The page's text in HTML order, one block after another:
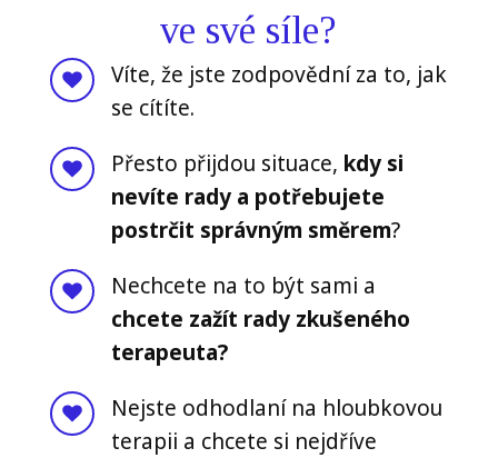
ve své síle?
Víte, že jste zodpovědní za to, jak
se cítíte.
Přesto přijdou situace, kdy si
nevíte rady a potřebujete
postrčit správným směrem?
Nechcete na to být sami a
chcete zažít rady zkušeného
terapeuta?
Nejste odhodlaní na hloubkovou
terapii a chcete si nejdříve